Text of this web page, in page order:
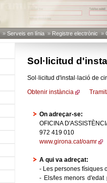
» Serveis en línia » Registre electrònic »
Sol·licitud
Sol·licitud d'instal·lació de
Obtenir instància
On adreçar-se:
OFICINA
972 419 010
www.girona.cat/oamr
A qui va adreçat:
- Les persones físiques
- Els/les menors